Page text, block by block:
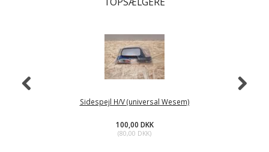
Sidespejl H/V (universal Wesem)
100,00 DKK
(80,00 DKK)